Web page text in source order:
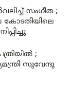
സംഗീത ;
;
സുവേന്ദു